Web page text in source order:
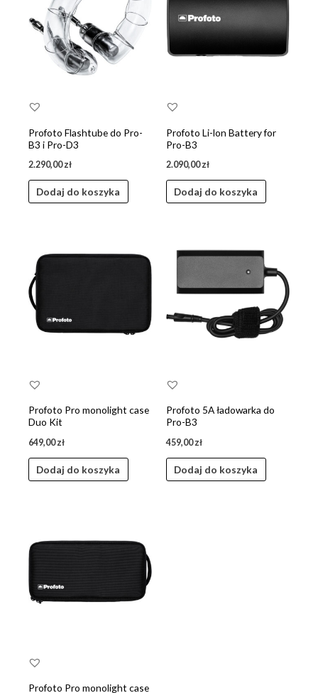
Profoto Flashtube do Pro-
B3 i Pro-D3
2.290,00zł
Dodaj do koszyka
Profoto Li-lon Battery for
Pro-B3
2.090,00zł
Dodaj do koszyka
Profoto Pro monolight case
Duo Kit
649,00zł
Dodaj do koszyka
Profoto 5A ładowarka do
Pro-B3
459,00zł
Dodaj do koszyka
Profoto Pro monolight case